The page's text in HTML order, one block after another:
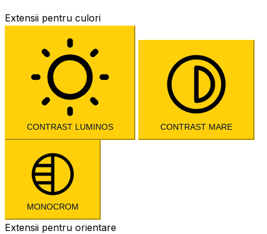
Extensii pentru culori
CONTRAST LUMINOS CONTRAST MARE
MONOCROM
Extensii pentru orientare